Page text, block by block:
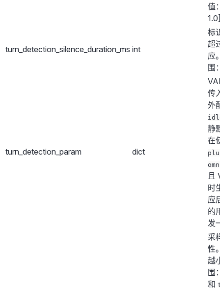
值
turn_detection_silence_duration_ms int
标
超
应
围
turn_detection_param dict
传
外
静
在
且
时
应
的
发
采
性
越
围
和